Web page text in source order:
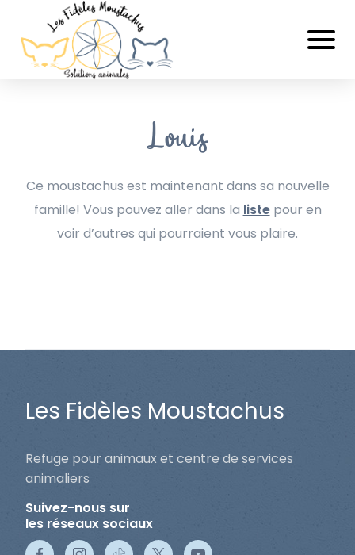
Louis
Ce moustachus est maintenant dans sa nouvelle
famille! Vous pouvez aller dans la listepour en
voir d’autres qui pourraient vous plaire.
Les Fidèles Moustachus
Refuge pour animaux et centre de services
animaliers
Suivez-nous sur
les réseaux sociaux